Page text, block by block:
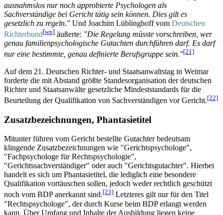
ausnahmslos nur noch approbierte Psychologen als
Sachverständige bei Gericht tätig sein können. Dies gilt es
gesetzlich zu regeln." Und Joachim Lüblinghoff vom Deutschen
Richterbund[wp] äußerte: "Die Regelung müsste vorschreiben, wer
genau familienpsychologische Gutachten durchführen darf. Es darf
nur eine bestimmte, genau definierte Berufsgruppe sein."[21]
Auf dem 21. Deutschen Richter- und Staatsanwaltstag in Weimar
forderte die mit Abstand größte Standesorganisation der deutschen
Richter und Staatsanwälte gesetzliche Mindeststandards für die
Beurteilung der Qualifikation von Sachverständigen vor Gericht.[22]
Zusatzbezeichnungen, Phantasietitel
Mitunter führen vom Gericht bestellte Gutachter bedeutsam
klingende Zusatzbezeichnungen wie "Gerichtspsychologe",
"Fachpsychologe für Rechtspsychologie",
"Gerichtssachverständiger" oder auch "Gerichtsgutachter". Hierbei
handelt es sich um Phantasietitel, die lediglich eine besondere
Qualifikation vortäuschen sollen, jedoch weder rechtlich geschützt
noch vom BDP anerkannt sind.[23] Letzteres gilt nur für den Titel
"Rechtspsychologe", der durch Kurse beim BDP erlangt werden
kann. Über Umfang und Inhalte der Ausbildung liegen keine